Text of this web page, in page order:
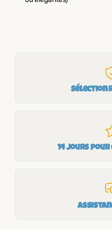
Sélection
14 jours pour